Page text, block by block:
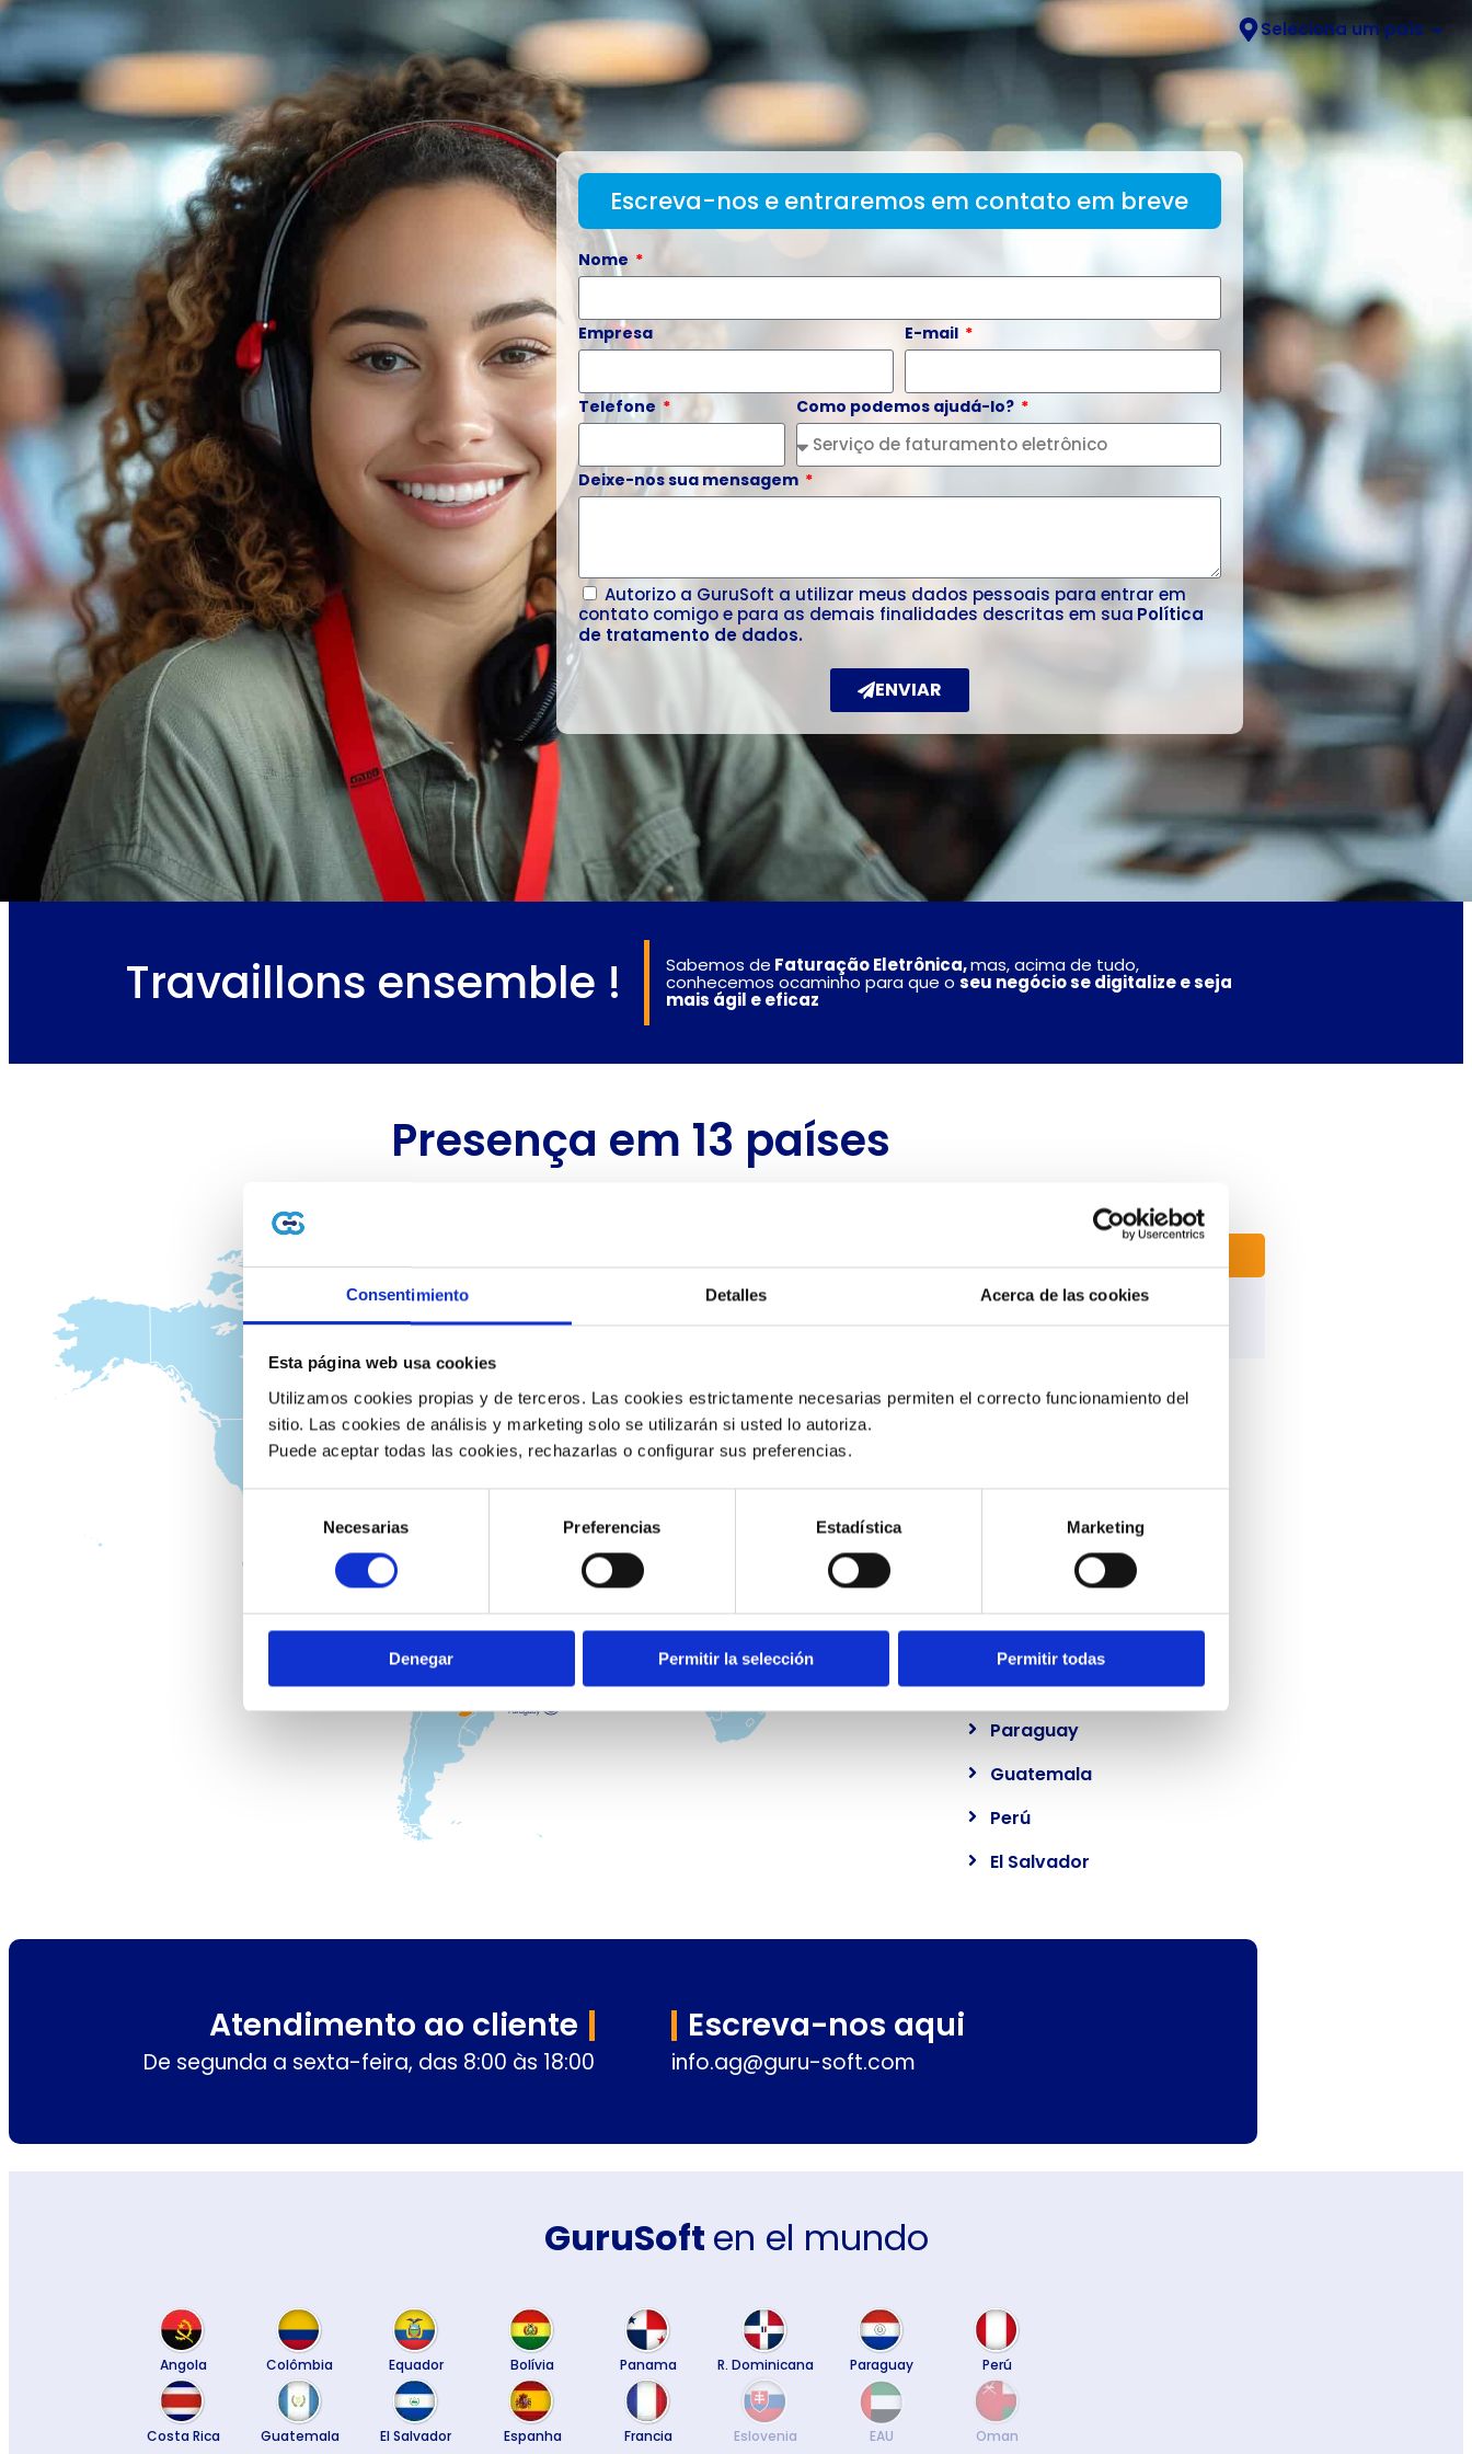
Consentimiento Detalles Acerca de las cookies
Esta página web usa cookies
Utilizamos cookies propias y de terceros. Las cookies estrictamente necesarias permiten el correcto funcionamiento del
sitio. Las cookies de análisis y marketing solo se utilizarán si usted lo autoriza.
Puede aceptar todas las cookies, rechazarlas o configurar sus preferencias.
consentimiento
Necesarias Preferencias Estadística Marketing
Denegar Permitir la selección Permitir todas
Seleciona um país
ANGOLA FATURAMENTO ELETRÔNICO BLOG CONTACTA-NOS SUPORTE
Escreva-nos e entraremos em contato em breve
Nome
Empresa E-mail
Telefone Como podemos ajudá-lo?
Deixe-nos sua mensagem
Autorizo a GuruSoft a utilizar meus dados pessoais para entrar em
contato comigo e para as demais finalidades descritas em sua Política
de tratamento de dados.​
ENVIAR
Travaillons ensemble ! Sabemos de FaturaçãoEletrônica,mas,acimade tudo,
conhecemos ocaminho paraque o seu negóciose digitalize eseja
mais ágil eeficaz
Presença em 13 países
República Dominicana
Paraguay
Guatemala
Perú
El Salvador
Atendimento ao cliente
De segunda a sexta-feira, das 8:00 às 18:00
Escreva-nos aqui
info.ag@guru-soft.com
GuruSoft en el mundo
Angola Colômbia Equador Bolívia Panama R. Dominicana Paraguay Perú
Costa Rica Guatemala El Salvador Espanha Francia Eslovenia EAU Oman